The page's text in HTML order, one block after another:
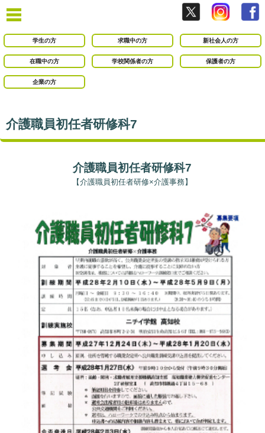
学生の方 求職中の方 新社会人の方
在職中の方 学校関係者の方 保護者の方
企業の方
介護職員初任者研修科7
介護職員初任者研修科7
【介護職員初任者研修×介護事務】